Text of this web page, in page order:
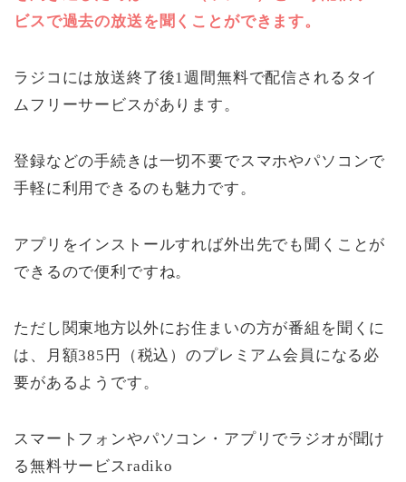
ビスで過去の放送を聞くことができます。
ラジコには放送終了後1週間無料で配信されるタイ
ムフリーサービスがあります。
登録などの手続きは一切不要でスマホやパソコンで
手軽に利用できるのも魅力です。
アプリをインストールすれば外出先でも聞くことが
できるので便利ですね。
ただし関東地方以外にお住まいの方が番組を聞くに
は、月額385円（税込）のプレミアム会員になる必
要があるようです。
スマートフォンやパソコン・アプリでラジオが聞け
る無料サービスradiko